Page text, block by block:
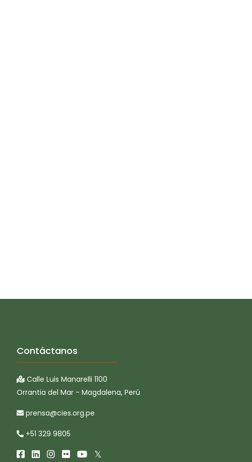
Contáctanos
Calle Luis Manarelli 1100
Orrantia del Mar - Magdalena, Perú
prensa@cies.org.pe
+51 329 9805